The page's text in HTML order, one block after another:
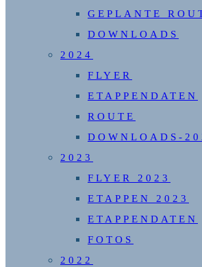
GEPLANTE
DOWNLOADS
2024
FLYER
ETAPPENDATEN
ROUTE
DOWNLOADS-
2023
FLYER 2023
ETAPPEN 2023
ETAPPENDATEN
FOTOS
2022